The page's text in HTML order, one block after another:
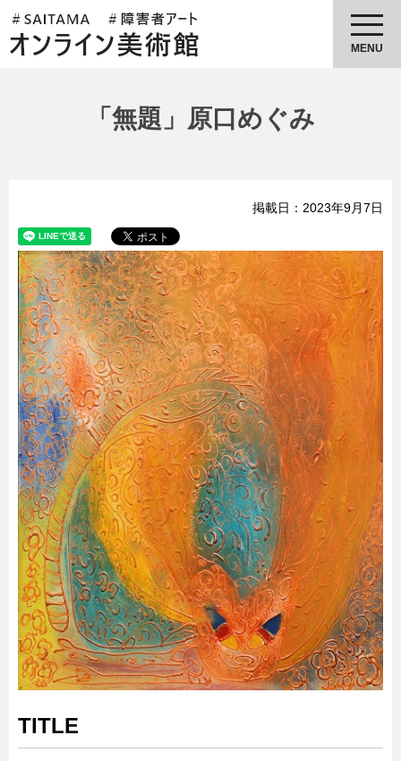
埼玉県障害者アートオンライン美
術館
MENU
「無題」原口めぐみ
掲載日：2023年9月7日
TITLE